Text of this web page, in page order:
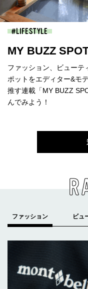
LIFESTYLE
MY BUZZ SPOT
ファッション、ビューテ
ポットをエディター&モ
推す連載「MY BUZZ
んでみよう！